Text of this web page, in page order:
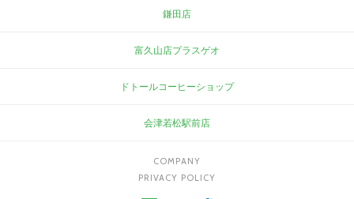
鎌田店
富久山店プラスゲオ
ドトールコーヒーショップ
会津若松駅前店
COMPANY
PRIVACY POLICY